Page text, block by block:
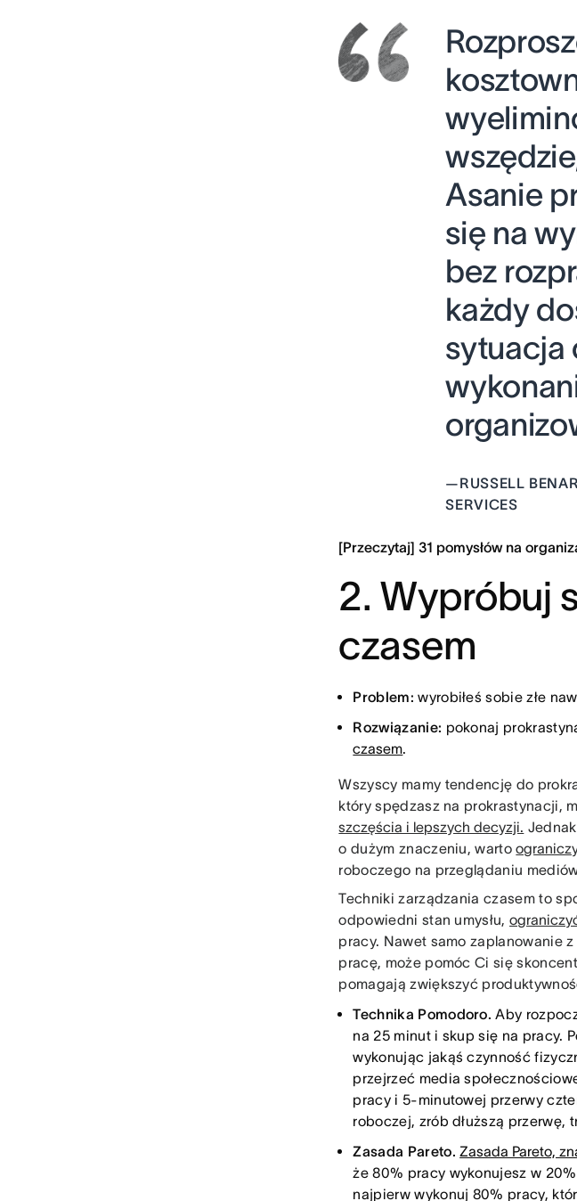
Asanie
się na
bez
każdy
sytuacja
—RUSSELL
SERVICES
[Przeczytaj] 31 pomysłów na
2. Wypróbuj
czasem
Problem: wyrobiłeś sobie złe
Rozwiązanie: pokonaj
czasem.
Wszyscy mamy tendencję do
który spędzasz na prokrastynacji,
szczęścia i lepszych decyzji.
o dużym znaczeniu, warto
roboczego na przeglądaniu
Techniki zarządzania czasem to
odpowiedni stan umysłu,
pracy. Nawet samo zaplanowanie
pracę, może pomóc Ci się
pomagają zwiększyć
Technika Pomodoro. Aby
na 25 minut i skup się na pracy.
wykonując jakąś czynność
przejrzeć media
pracy i 5-minutowej przerwy
roboczej, zrób dłuższą przerwę,
Zasada Pareto. Zasada Pareto,
że 80% pracy wykonujesz w
najpierw wykonuj 80% pracy,